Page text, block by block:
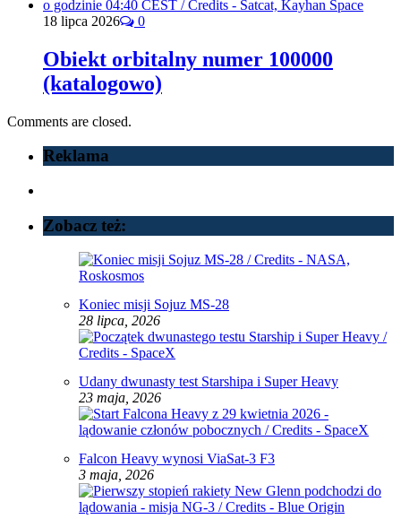
18 lipca 2026 0
Obiekt orbitalny numer 100000
(katalogowo)
Comments are closed.
Reklama
Zobacz też:
Koniec misji Sojuz MS-28
28 lipca, 2026
Udany dwunasty test Starshipa i Super Heavy
23 maja, 2026
Falcon Heavy wynosi ViaSat-3 F3
3 maja, 2026